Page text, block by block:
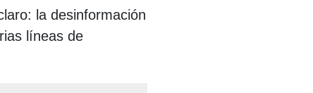
la desinformación
líneas de